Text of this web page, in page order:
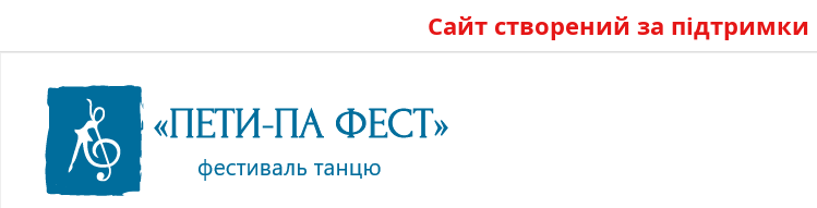
Сайт створений за підтримки